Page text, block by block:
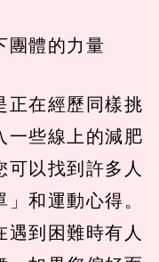
團體的力量
正在經歷同樣挑
一些線上的減肥
以找到許多人
和運動心得。
到困難時有人